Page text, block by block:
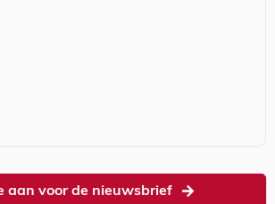
aan voor de nieuwsbrief